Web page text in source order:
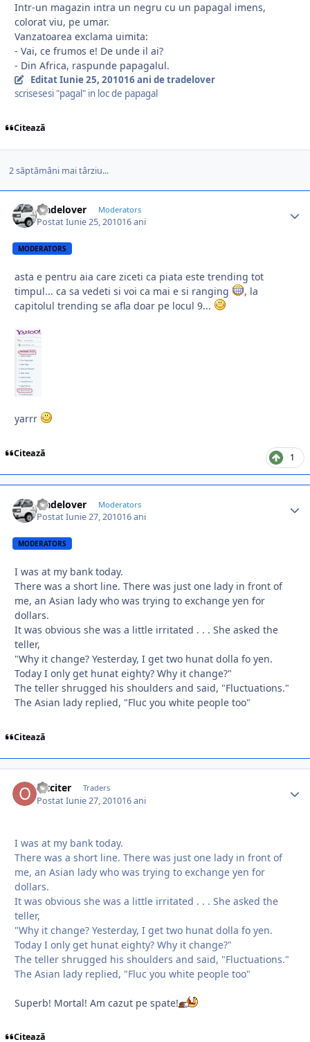
Intr-un magazin intra un negru cu un papagal imens,
colorat viu, pe umar.
Vanzatoarea exclama uimita:
- Vai, ce frumos e! De unde il ai?
- Din Africa, raspunde papagalul.
EditatIunie 25, 201016 ani de tradelover
scrisesesi "pagal" in loc de papagal
Citează
2 săptămâni mai târziu...
tradelover Moderators
PostatIunie 25, 201016 ani
MODERATORS
asta e pentru aia care ziceti ca piata este trending tot
timpul... ca sa vedeti si voi ca mai e si ranging
, la
capitolul trending se afla doar pe locul 9...
yarrr
Citează 1
tradelover Moderators
PostatIunie 27, 201016 ani
MODERATORS
I was at my bank today.
There was a short line. There was just one lady in front of
me, an Asian lady who was trying to exchange yen for
dollars.
It was obvious she was a little irritated . . . She asked the
teller,
"Why it change? Yesterday, I get two hunat dolla fo yen.
Today I only get hunat eighty? Why it change?"
The teller shrugged his shoulders and said, "Fluctuations."
The Asian lady replied, "Fluc you white people too"
Citează
oltciter Traders
PostatIunie 27, 201016 ani
I was at my bank today.
There was a short line. There was just one lady in front of
me, an Asian lady who was trying to exchange yen for
dollars.
It was obvious she was a little irritated . . . She asked the
teller,
"Why it change? Yesterday, I get two hunat dolla fo yen.
Today I only get hunat eighty? Why it change?"
The teller shrugged his shoulders and said, "Fluctuations."
The Asian lady replied, "Fluc you white people too"
Superb! Mortal! Am cazut pe spate!
Citează